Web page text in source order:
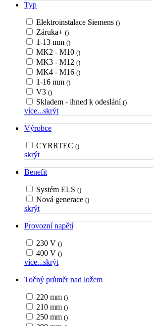
Typ
Elektroinstalace Siemens ()
Záruka+ ()
1-13 mm ()
MK2 - M10 ()
MK3 - M12 ()
MK4 - M16 ()
1-16 mm ()
V3 ()
Skladem - ihned k odeslání ()
více...skrýt
Výrobce
CYRRTEC ()
skrýt
Benefit
Systém ELS ()
Nová generace ()
skrýt
Provozní napětí
230 V ()
400 V ()
více...skrýt
Točný průměr nad ložem
220 mm ()
210 mm ()
250 mm ()